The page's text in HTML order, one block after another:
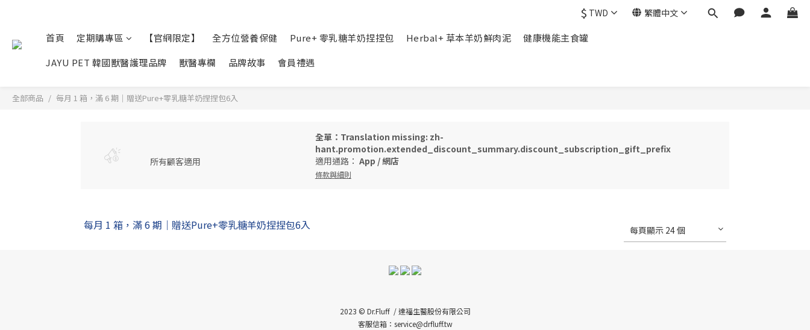
$ TWD 繁體中文
首頁 定期購專區 【官網限定】 全方位營養保健 Pure+ 零乳糖羊奶捏捏包 Herbal+ 草本羊奶鮮肉泥
健康機能主食罐
JAYU PET 韓國獸醫護理品牌
獸醫專欄 品牌故事 會員禮遇
全部商品 每月 1 箱，滿 6 期｜贈送Pure+零乳糖羊奶捏捏包6入
所有顧客適用
全單：Translation missing: zh-
hant.promotion.extended_discount_summary.discount_subscription_gift_prefix
適用通路： App /網店
條款與細則
每月 1 箱，滿 6 期｜贈送Pure+零乳糖羊奶捏捏包6入 每頁顯示 24 個
2023 © Dr.Fluff / 達福生醫股份有限公司
客服信箱：service@drfluff.tw